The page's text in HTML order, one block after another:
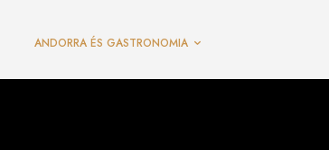
ANDORRA ÉS GASTRONOMIA